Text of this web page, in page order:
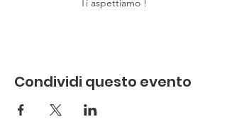
Ti aspettiamo !
Condividi questo evento